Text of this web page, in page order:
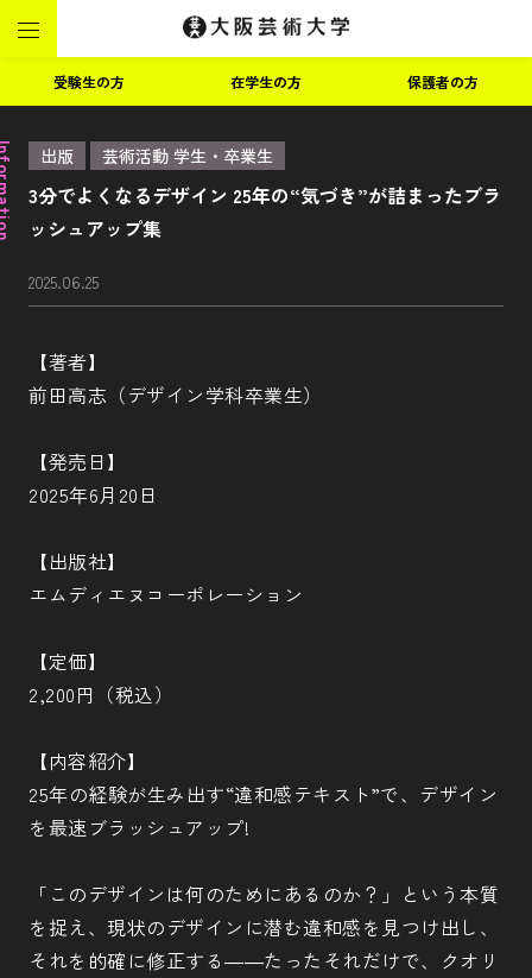
受験生の方 在学生の方 保護者の方
出版 芸術活動 学生・卒業生
3分でよくなるデザイン 25年の“気づき”が詰まったブラ
ッシュアップ集
2025.06.25
【著者】
前田高志（デザイン学科卒業生）
【発売日】
2025年6月20日
【出版社】
エムディエヌコーポレーション
【定価】
2,200円（税込）
【内容紹介】
25年の経験が生み出す“違和感テキスト”で、デザイン
を最速ブラッシュアップ!
「このデザインは何のためにあるのか？」という本質
を捉え、現状のデザインに潜む違和感を見つけ出し、
それを的確に修正する――たったそれだけで、クオリ